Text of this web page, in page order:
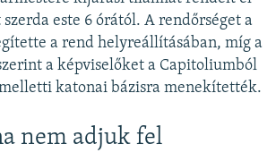
este 6 órától. A rendőrséget a
a rend helyreállításában, míg a
a képviselőket a Capitoliumból
katonai bázisra menekítették.
nem adjuk fel